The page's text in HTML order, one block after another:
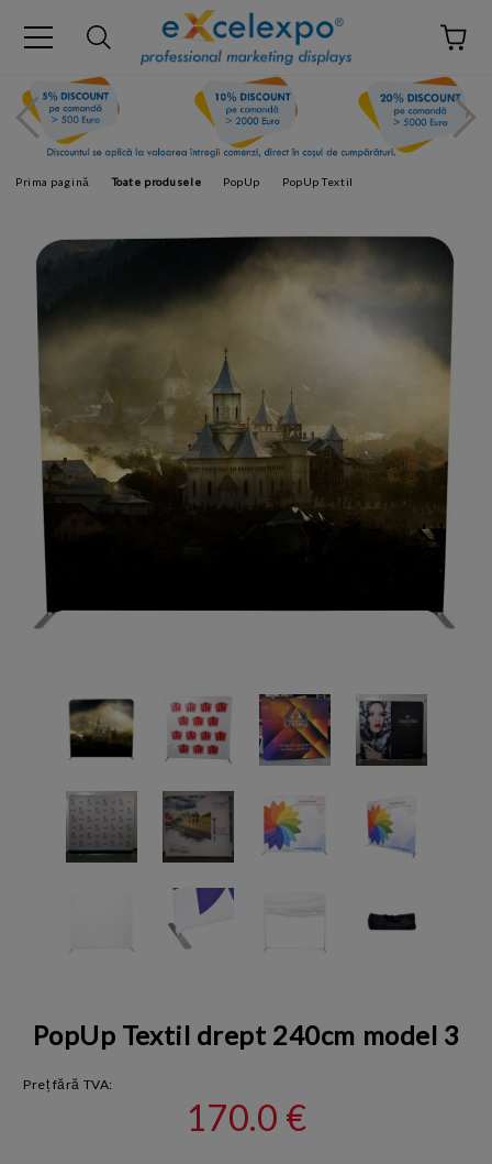
Prima pagină Toate produsele PopUp PopUp Textil
PopUp Textil drept 240cm model 3
Preț fără TVA:
170.0 €